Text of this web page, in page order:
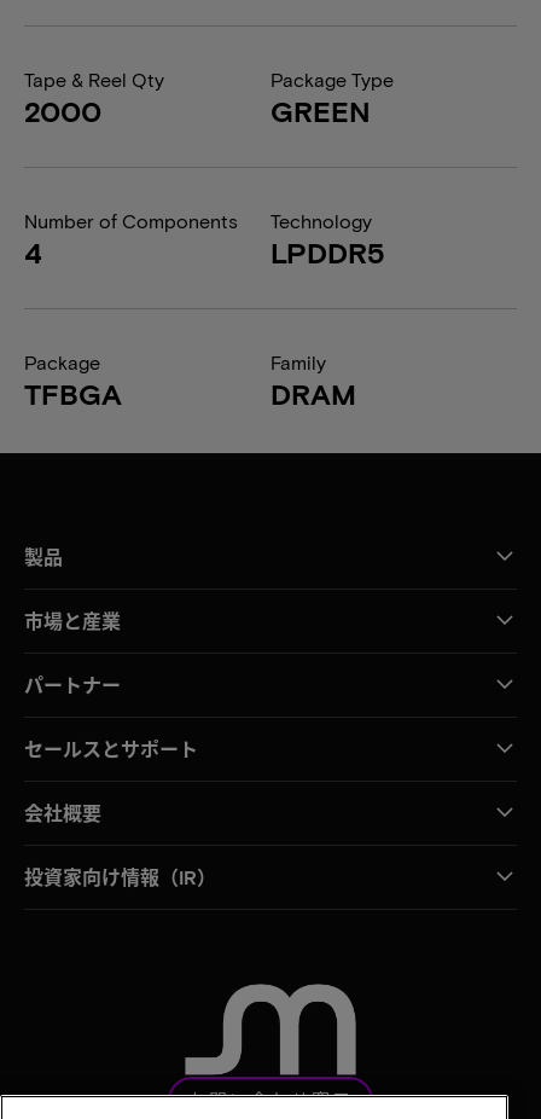
Tape & Reel Qty
2000
Package Type
GREEN
Number of Components
4
Technology
LPDDR5
Package
TFBGA
Family
DRAM
製品
市場と産業
パートナー
セールスとサポート
会社概要
投資家向け情報（IR）
お問い合わせ窓口